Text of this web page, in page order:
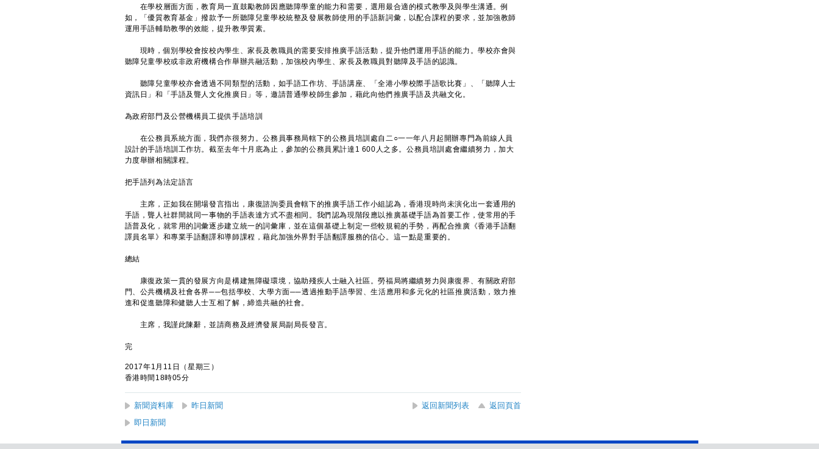
在學校層面方面，教育局一直鼓勵教師因應聽障學童的能力和需要，選用最合適的模式教學及與學生溝通。例
如，「優質教育基金」撥款予一所聽障兒童學校統整及發展教師使用的手語新詞彙，以配合課程的要求，並加強教師
運用手語輔助教學的效能，提升教學質素。
現時，個別學校會按校內學生、家長及教職員的需要安排推廣手語活動，提升他們運用手語的能力。學校亦會與
聽障兒童學校或非政府機構合作舉辦共融活動，加強校內學生、家長及教職員對聽障及手語的認識。
聽障兒童學校亦會透過不同類型的活動，如手語工作坊、手語講座、「全港小學校際手語歌比賽」、「聽障人士
資訊日」和「手語及聾人文化推廣日」等，邀請普通學校師生參加，藉此向他們推廣手語及共融文化。
為政府部門及公營機構員工提供手語培訓
在公務員系統方面，我們亦很努力。公務員事務局轄下的公務員培訓處自二○一一年八月起開辦專門為前線人員
設計的手語培訓工作坊。截至去年十月底為止，參加的公務員累計達1 600人之多。公務員培訓處會繼續努力，加大
力度舉辦相關課程。
把手語列為法定語言
主席，正如我在開場發言指出，康復諮詢委員會轄下的推廣手語工作小組認為，香港現時尚未演化出一套通用的
手語，聾人社群間就同一事物的手語表達方式不盡相同。我們認為現階段應以推廣基礎手語為首要工作，使常用的手
語普及化，就常用的詞彙逐步建立統一的詞彙庫，並在這個基礎上制定一些較規範的手勢，再配合推廣《香港手語翻
譯員名單》和專業手語翻譯和導師課程，藉此加強外界對手語翻譯服務的信心。這一點是重要的。
總結
康復政策一貫的發展方向是構建無障礙環境，協助殘疾人士融入社區。勞福局將繼續努力與康復界、有關政府部
門、公共機構及社會各界──包括學校、大學方面──透過推動手語學習、生活應用和多元化的社區推廣活動，致力推
進和促進聽障和健聽人士互相了解，締造共融的社會。
主席，我謹此陳辭，並請商務及經濟發展局副局長發言。
完
2017年1月11日（星期三）
香港時間18時05分
新聞資料庫 昨日新聞 返回新聞列表
返回頁首
即日新聞